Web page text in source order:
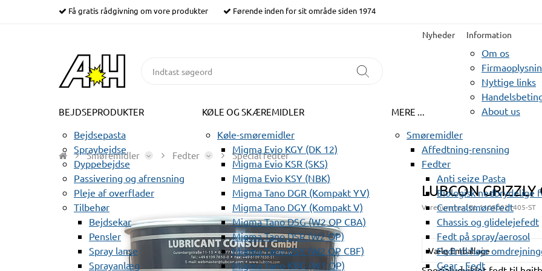
Få gratis rådgivning om vore produkter Førende inden for sit område siden 1974
Nyheder Information
Om os
Nyttige links
About us
BEJDSEPRODUKTER
Bejdsepasta
Spraybejdse
Dyppebejdse
Passivering og afrensning
Pleje af overflader
Tilbehør
Bejdsekar
Pensler
Spray lanse
Sprayanlæg
KØLE OG SKÆREMIDLER
Køle-smøremidler
Migma Evio KGY (DK 12)
Migma Evio KSR (SKS)
Migma Evio KSY (NBK)
Migma Tano DGR (Kompakt YV)
Migma Tano DGY (Kompakt V)
Migma Tano DSG (W2 OP CBA)
Migma Tano DSR (W2 OP)
Migma Tano DSY (W2 OP CBF)
Migma Tano KBG (W1 OP)
MERE ...
Smøremidler
Affedtning-rensning
Fedter
Anti seize Pasta
Biologisk nedbrydelige
Centralsmørefedt
Chassis og glidelejefedt
Fedt på spray/aerosol
Fedt til høje
Gear - Fedt
Smøremidler Fedter Special fedter
LUBCON
Varenummer:BL 11080021405-ST
Vælg Emballage